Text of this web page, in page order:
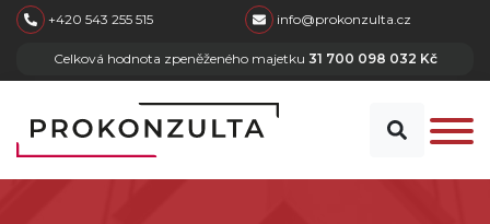
skip to main content
+420 543 255 515 info@prokonzulta.cz
Celková hodnota zpeněženého majetku 31 700 098 032 Kč